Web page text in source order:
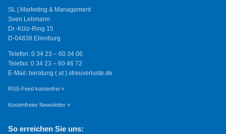
SL | Marketing & Management
Sven Lehmann
Dr.-Külz-Ring 15
D-04838 Eilenburg
Telefon: 0 34 23 – 60 34 06
Telefax: 0 34 23 – 60 46 72
E-Mail: beratung ( at ) streuverluste.de
RSS-Feed kostenfrei »
Kostenfreier Newsletter »
So erreichen Sie uns: